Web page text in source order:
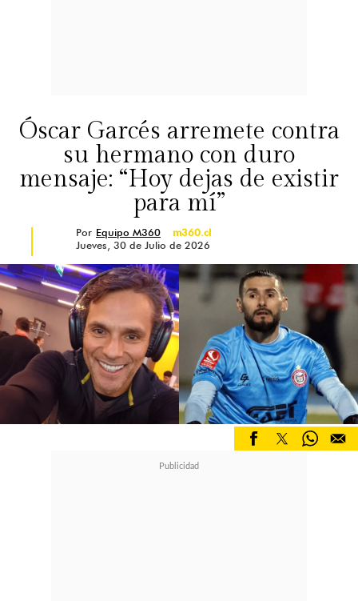
Óscar Garcés arremete contra
su hermano con duro
mensaje: “Hoy dejas de existir
para mí”
Por Equipo M360
m360.cl
Jueves, 30 de Julio de 2026